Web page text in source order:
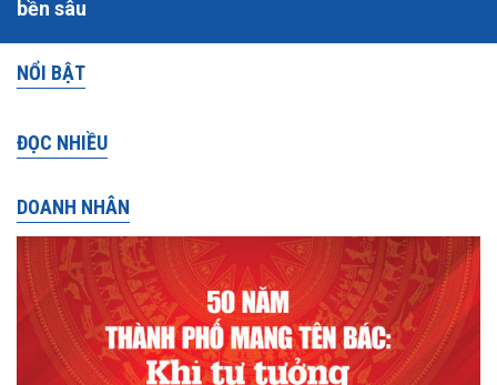
bền sâu
NỔI BẬT
ĐỌC NHIỀU
DOANH NHÂN